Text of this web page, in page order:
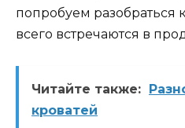
попробуем разобраться
всего встречаются в
Читайте также:
кроватей